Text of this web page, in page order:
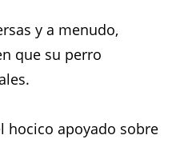
y a menudo,
que su perro
hocico apoyado sobre